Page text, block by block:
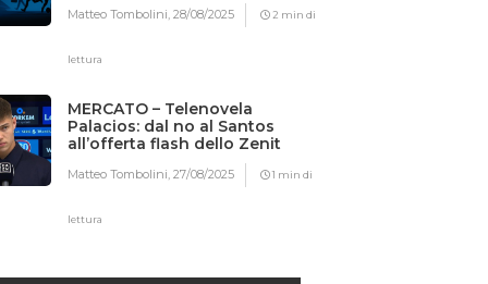
Matteo Tombolini,28/08/2025 2 min di
lettura
MERCATO – Telenovela
Palacios: dal no al Santos
all’offerta flash dello Zenit
Matteo Tombolini,27/08/2025 1 min di
lettura